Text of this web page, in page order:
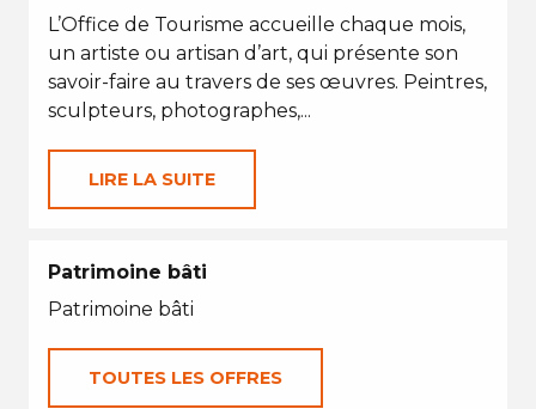
L’Office de Tourisme accueille chaque mois,
un artiste ou artisan d’art, qui présente son
savoir-faire au travers de ses œuvres. Peintres,
sculpteurs, photographes,...
LIRE LA SUITE
Patrimoine bâti
Patrimoine bâti
TOUTES LES OFFRES